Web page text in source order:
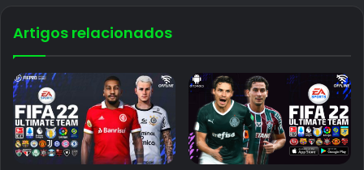
Artigos relacionados